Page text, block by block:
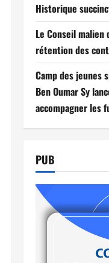
Historique
Le Conseil
rétention des
Camp des jeunes
Ben Oumar Sy
accompagner les
PUB